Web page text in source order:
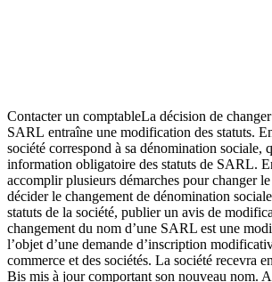
Contacter un comptableLa décision de
SARL entraîne une modification des statuts.
société correspond à sa dénomination sociale,
information obligatoire des statuts de SARL.
accomplir plusieurs démarches pour changer
décider le changement de dénomination
statuts de la société, publier un avis de
changement du nom d’une SARL est une
l’objet d’une demande d’inscription
commerce et des sociétés. La société recevra
Bis mis à jour comportant son nouveau nom.